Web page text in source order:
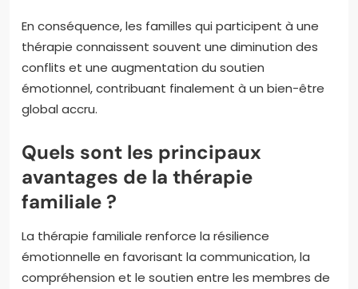
En conséquence, les familles qui participent à une
thérapie connaissent souvent une diminution des
conflits et une augmentation du soutien
émotionnel, contribuant finalement à un bien-être
global accru.
Quels sont les principaux
avantages de la thérapie
familiale ?
La thérapie familiale renforce la résilience
émotionnelle en favorisant la communication, la
compréhension et le soutien entre les membres de